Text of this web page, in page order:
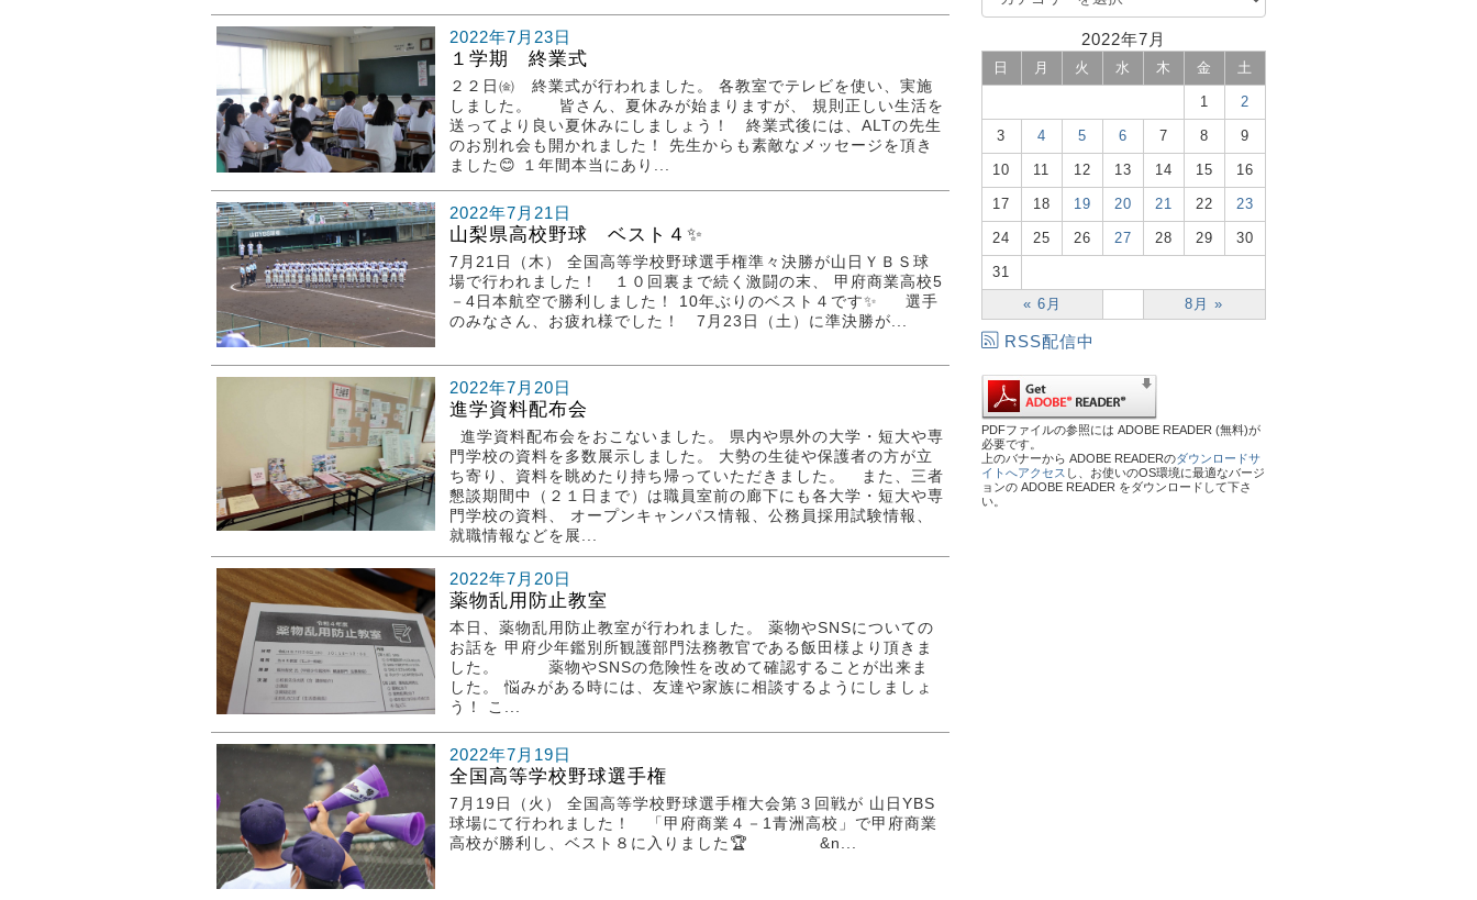
2022年7月23日
１学期 終業式
２２日㈮ 終業式が行われました。 各教室でテレビを使い、実施
しました。 皆さん、夏休みが始まりますが、 規則正しい生活を
送ってより良い夏休みにしましょう！ 終業式後には、ALTの先生
のお別れ会も開かれました！ 先生からも素敵なメッセージを頂き
ました😊 １年間本当にあり...
2022年7月21日
山梨県高校野球 ベスト４✨
7月21日（木） 全国高等学校野球選手権準々決勝が山日ＹＢＳ球
場で行われました！ １０回裏まで続く激闘の末、 甲府商業高校5
－4日本航空で勝利しました！ 10年ぶりのベスト４です✨ 選手
のみなさん、お疲れ様でした！ 7月23日（土）に準決勝が...
2022年7月20日
進学資料配布会
進学資料配布会をおこないました。 県内や県外の大学・短大や専
門学校の資料を多数展示しました。 大勢の生徒や保護者の方が立
ち寄り、資料を眺めたり持ち帰っていただきました。 また、三者
懇談期間中（２１日まで）は職員室前の廊下にも各大学・短大や専
門学校の資料、 オープンキャンパス情報、公務員採用試験情報、
就職情報などを展...
2022年7月20日
薬物乱用防止教室
本日、薬物乱用防止教室が行われました。 薬物やSNSについての
お話を 甲府少年鑑別所観護部門法務教官である飯田様より頂きま
した。 薬物やSNSの危険性を改めて確認することが出来ま
した。 悩みがある時には、友達や家族に相談するようにしましょ
う！ こ...
2022年7月19日
全国高等学校野球選手権
7月19日（火） 全国高等学校野球選手権大会第３回戦が 山日YBS
球場にて行われました！ 「甲府商業４－1青洲高校」で甲府商業
高校が勝利し、ベスト８に入りました🏆 &n...
2022年7月
日 月 火 水 木 金 土
« 6月 8月 »
1 2
3 4 5 6 7 8 9
10 11 12 13 14 15 16
17 18 19 20 21 22 23
24 25 26 27 28 29 30
31
RSS配信中
PDFファイルの参照には ADOBE READER (無料)が
必要です。
上のバナーから ADOBE READERのダウンロードサ
イトへアクセス し、お使いのOS環境に最適なバージ
ョンの ADOBE READER をダウンロードして下さ
い。